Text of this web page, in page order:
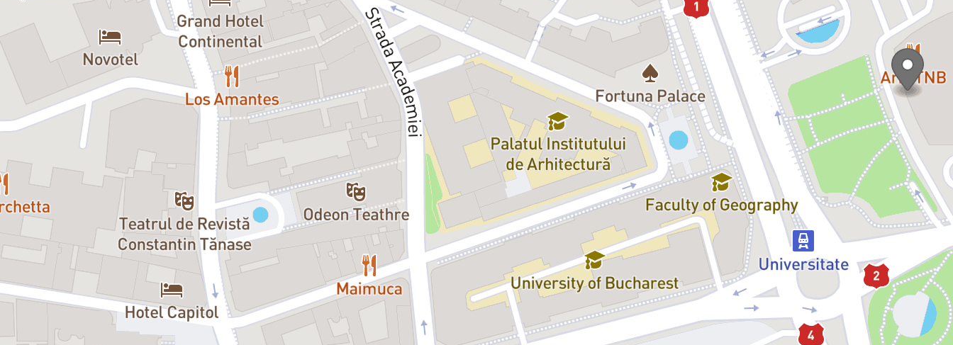
Distribuția:
Trigorin– Alexandru Potocean
Sorin
– Istvan Teglas
Dorn – Emilian Oprea
Șamraev
– Richard Bovnoczki
Polina– Florentina Țilea
Arkadina
– Irina Movilă
Medvedenko
– Ciprian Nicula / Emilian Mârnea
– Ada Galeș
– Niko Becker
– Sara Cuncea / Eva Cosac